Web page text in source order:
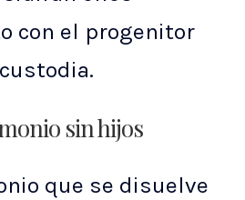
con el progenitor
sin hijos
que se disuelve